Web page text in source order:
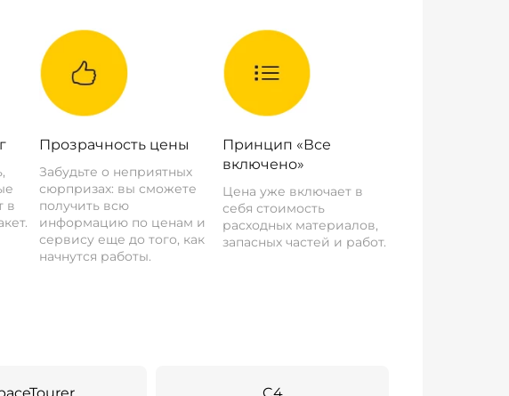
в
Прозрачность цены
Забудьте о неприятных
сюрпризах: вы сможете
получить всю
информацию по ценам и
сервису еще до того, как
начнутся работы.
Принцип «Все
включено»
Цена уже включает в
себя стоимость
расходных материалов,
запасных частей и работ.